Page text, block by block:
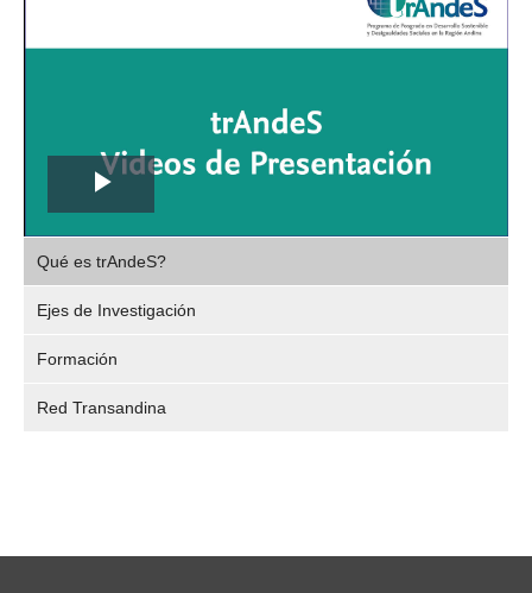
Play
Video
Qué es trAndeS?
Ejes de Investigación
Formación
Red Transandina